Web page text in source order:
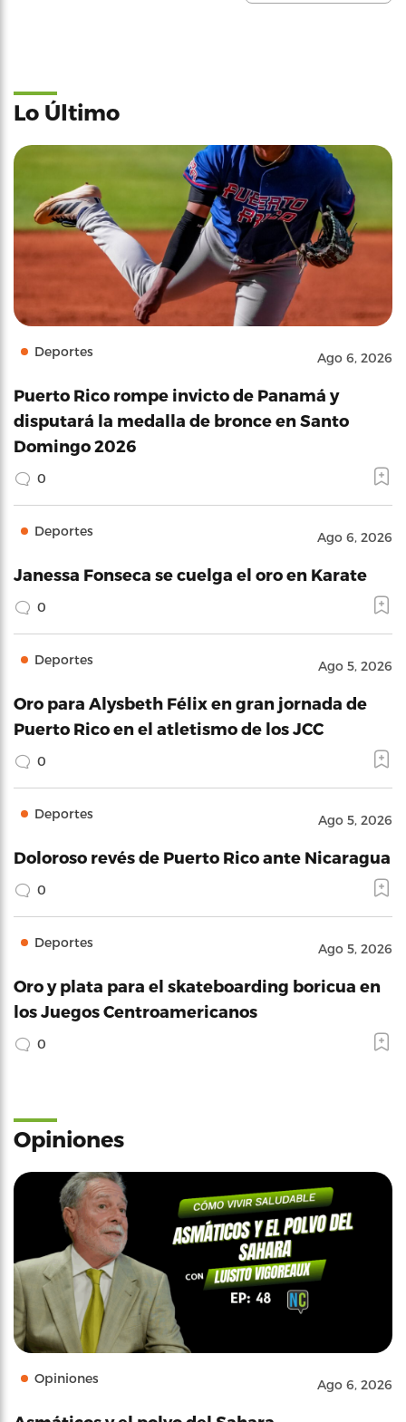
Lo Último
Deportes Ago 6, 2026
Puerto Rico rompe invicto de Panamá y
disputará la medalla de bronce en Santo
Domingo 2026
0
Deportes Ago 6, 2026
Janessa Fonseca se cuelga el oro en Karate
0
Deportes Ago 5, 2026
Oro para Alysbeth Félix en gran jornada de
Puerto Rico en el atletismo de los JCC
0
Deportes Ago 5, 2026
Doloroso revés de Puerto Rico ante Nicaragua
0
Deportes Ago 5, 2026
Oro y plata para el skateboarding boricua en
los Juegos Centroamericanos
0
Opiniones
Opiniones Ago 6, 2026